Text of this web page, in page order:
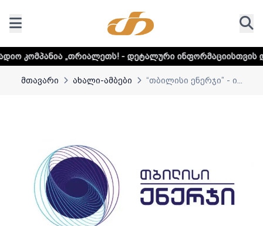
- დეტალური ინფორმაციისთვის დააკლიკეთ ლინკს
მთავარი ახალი-ამბები “თბილისი ენერჯი” - ი...